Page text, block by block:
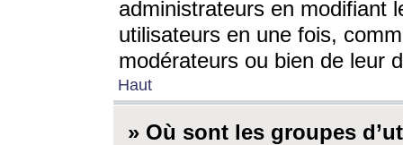
administrateurs en modifiant
utilisateurs en une fois,
modérateurs ou bien de leur
Haut
» Où sont les groupes